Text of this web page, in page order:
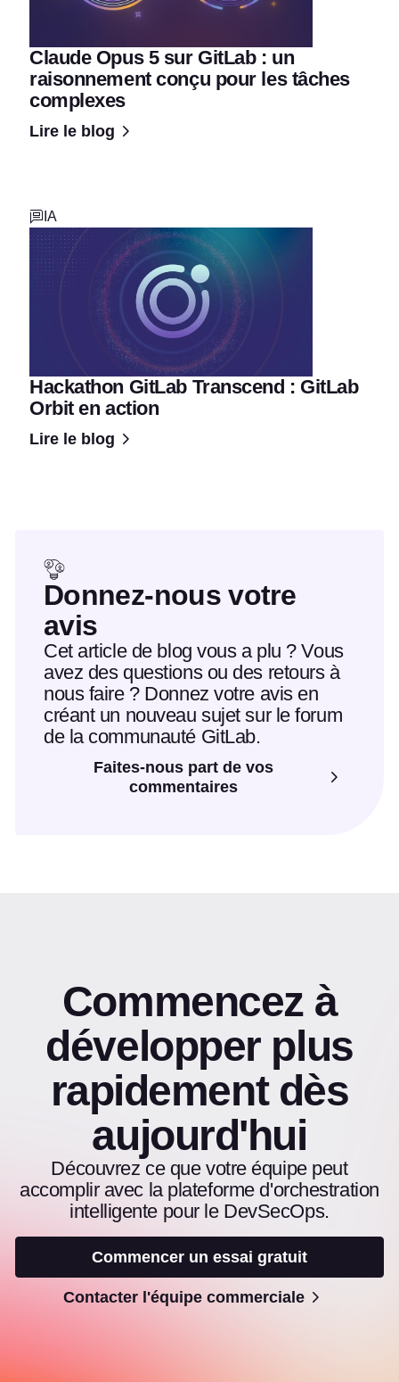
Claude Opus 5 sur GitLab : un
raisonnement conçu pour les tâches
complexes
Lire le blog
IA
Hackathon GitLab Transcend : GitLab
Orbit en action
Lire le blog
Donnez-nous votre
avis
Cet article de blog vous a plu ? Vous
avez des questions ou des retours à
nous faire ? Donnez votre avis en
créant un nouveau sujet sur le forum
de la communauté GitLab.
Faites-nous part de vos
commentaires
Commencez à
développer plus
rapidement dès
aujourd'hui
Découvrez ce que votre équipe peut
accomplir avec la plateforme d'orchestration
intelligente pour le DevSecOps.
Commencer un essai gratuit
Contacter l'équipe commerciale